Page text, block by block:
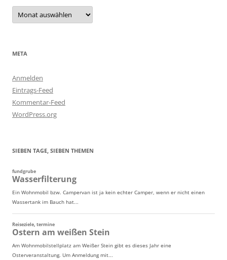
Archiv
META
Anmelden
Eintrags-Feed
Kommentar-Feed
WordPress.org
SIEBEN TAGE, SIEBEN THEMEN